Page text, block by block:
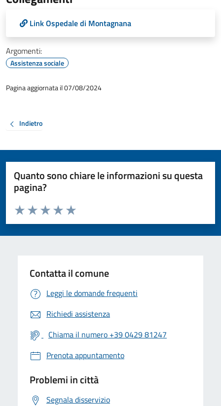
Link Ospedale di Montagnana
Argomenti:
Assistenza sociale
Pagina aggiornata il 07/08/2024
Indietro
Quanto sono chiare le informazioni su questa
pagina?
Valuta da 1 a 5 stelle la pagina
Valuta 5 stelle su 5
Valuta 4 stelle su 5
Valuta 3 stelle su 5
Valuta 2 stelle su 5
Valuta 1 stelle su 5
Contatta il comune
Leggi le domande frequenti
Richiedi assistenza
Chiama il numero +39 0429 81247
Prenota appuntamento
Problemi in città
Segnala disservizio